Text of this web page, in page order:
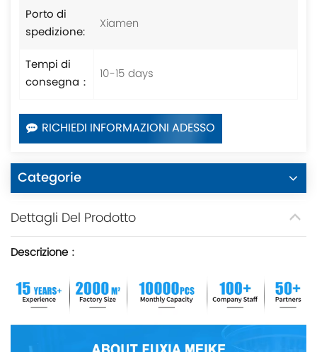
Porto di
spedizione:
Xiamen
Tempi di
consegna：
10-15 days
RICHIEDI INFORMAZIONI ADESSO
Categorie
Dettagli Del Prodotto
Descrizione :